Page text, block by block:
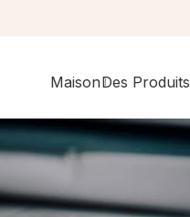
MaisonDes Produits